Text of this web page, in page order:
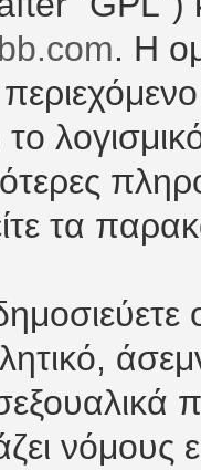
. Η
τα
νόμους